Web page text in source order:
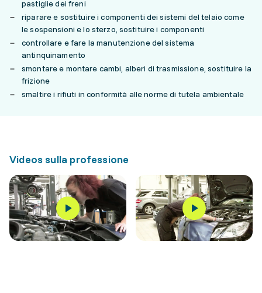
pastiglie dei freni
riparare e sostituire i componenti dei sistemi del telaio come
le sospensioni e lo sterzo, sostituire i componenti
controllare e fare la manutenzione del sistema
antinquinamento
smontare e montare cambi, alberi di trasmissione, sostituire la
frizione
smaltire i rifiuti in conformità alle norme di tutela ambientale
Videos sulla professione